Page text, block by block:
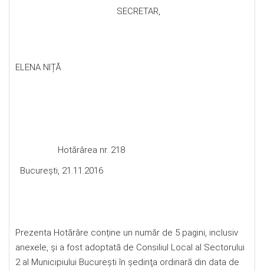
SECRETAR,
ELENA NIȚĂ
Hotărârea nr. 218
Bucureşti, 21.11.2016
Prezenta Hotărâre conține un număr de 5 pagini, inclusiv
anexele, și a fost adoptată de Consiliul Local al Sectorului
2 al Municipiului Bucureşti în şedinţa ordinară din data de